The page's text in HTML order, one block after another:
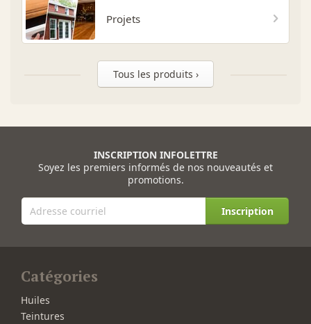
Projets
Tous les produits ›
INSCRIPTION INFOLETTRE
Soyez les premiers informés de nos nouveautés et
promotions.
Inscription
Catégories
Huiles
Teintures